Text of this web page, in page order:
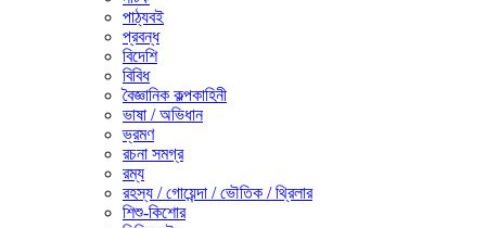
পাঠ্যবই
প্রবন্ধ
বিদেশি
বিবিধ
বৈজ্ঞানিক কল্পকাহিনী
ভাষা / অভিধান
ভ্রমণ
রচনা সমগ্র
রম্য
রহস্য / গোয়েন্দা / ভৌতিক / থ্রিলার
শিশু-কিশোর